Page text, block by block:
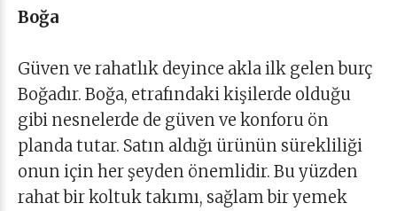
Boğa
Güven ve rahatlık deyince akla ilk gelen burç
Boğadır. Boğa, etrafındaki kişilerde olduğu
gibi nesnelerde de güven ve konforu ön
planda tutar. Satın aldığı ürünün sürekliliği
onun için her şeyden önemlidir. Bu yüzden
rahat bir koltuk takımı, sağlam bir yemek